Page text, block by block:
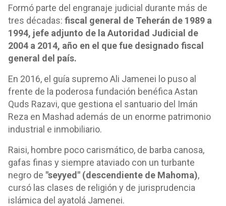
Formó parte del engranaje judicial durante más de
tres décadas: fiscal general de Teherán de 1989 a
1994, jefe adjunto de la Autoridad Judicial de
2004 a 2014, año en el que fue designado fiscal
general del país.
En 2016, el guía supremo Ali Jamenei lo puso al
frente de la poderosa fundación benéfica Astan
Quds Razavi, que gestiona el santuario del Imán
Reza en Mashad además de un enorme patrimonio
industrial e inmobiliario.
Raisi, hombre poco carismático, de barba canosa,
gafas finas y siempre ataviado con un turbante
negro de "seyyed" (descendiente de Mahoma),
cursó las clases de religión y de jurisprudencia
islámica del ayatolá Jamenei.